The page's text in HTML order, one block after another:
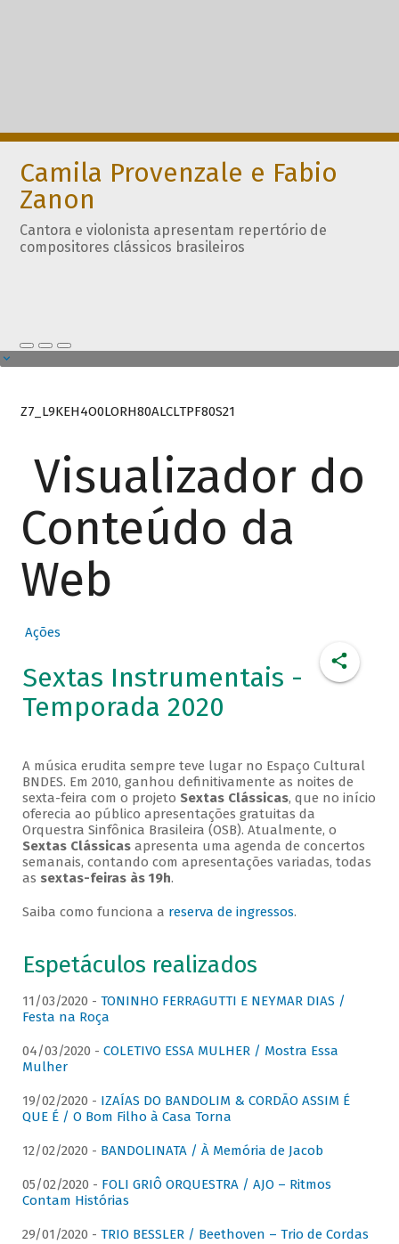
Camila Provenzale e Fabio
Zanon
Cantora e violonista apresentam repertório de
compositores clássicos brasileiros
Z7_L9KEH4O0LORH80ALCLTPF80S21
Visualizador do
Conteúdo da
Web
Ações
Sextas Instrumentais -
Temporada 2020
A música erudita sempre teve lugar no Espaço Cultural
BNDES. Em 2010, ganhou definitivamente as noites de
sexta-feira com o projeto Sextas Clássicas, que no início
oferecia ao público apresentações gratuitas da
Orquestra Sinfônica Brasileira (OSB). Atualmente, o
Sextas Clássicasapresenta uma agenda de concertos
semanais, contando com apresentações variadas, todas
as sextas-feiras às 19h.
Saiba como funciona a reserva de ingressos.
Espetáculos realizados
11/03/2020 - TONINHO FERRAGUTTI E NEYMAR DIAS /
Festa na Roça
04/03/2020 - COLETIVO ESSA MULHER / Mostra Essa
Mulher
19/02/2020 - IZAÍAS DO BANDOLIM & CORDÃO ASSIM É
QUE É / O Bom Filho à Casa Torna
12/02/2020 - BANDOLINATA / À Memória de Jacob
05/02/2020 - FOLI GRIÔ ORQUESTRA / AJO – Ritmos
Contam Histórias
29/01/2020 - TRIO BESSLER / Beethoven – Trio de Cordas